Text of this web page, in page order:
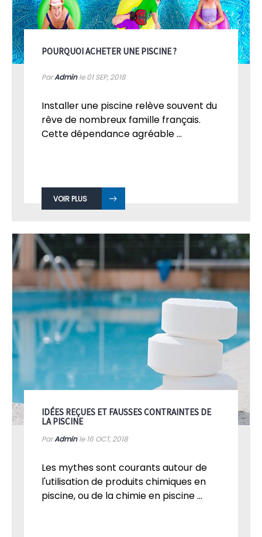
POURQUOI ACHETER UNE PISCINE ?
ParAdminle 01SEP, 2018
Installer une piscine relève souvent du
rêve de nombreux famille français.
Cette dépendance agréable ...
VOIR PLUS
IDÉES REÇUES ET FAUSSES CONTRAINTES DE
LA PISCINE
ParAdminle 16 OCT, 2018
Les mythes sont courants autour de
l'utilisation de produits chimiques en
piscine, ou de la chimie en piscine ...